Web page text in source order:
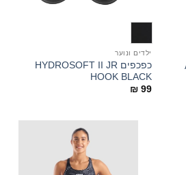
ילדים ונוער
כפכפים HYDROSOFT II JR
HOOK BLACK
₪ 99